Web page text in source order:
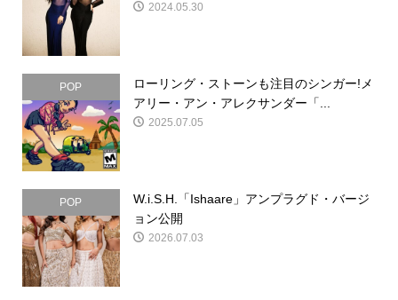
2024.05.30
POP
ローリング・ストーンも注目のシンガー!メ
アリー・アン・アレクサンダー「...
2025.07.05
POP
W.i.S.H.「Ishaare」アンプラグド・バージ
ョン公開
2026.07.03